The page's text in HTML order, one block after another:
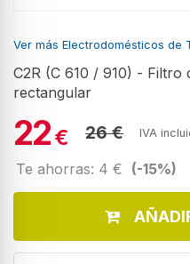
Ver más Electrodomésticos de
C2R (C 610 / 910) - Filtro
rectangular
22€ 26 € IVA
Te ahorras: 4 € (-15%)